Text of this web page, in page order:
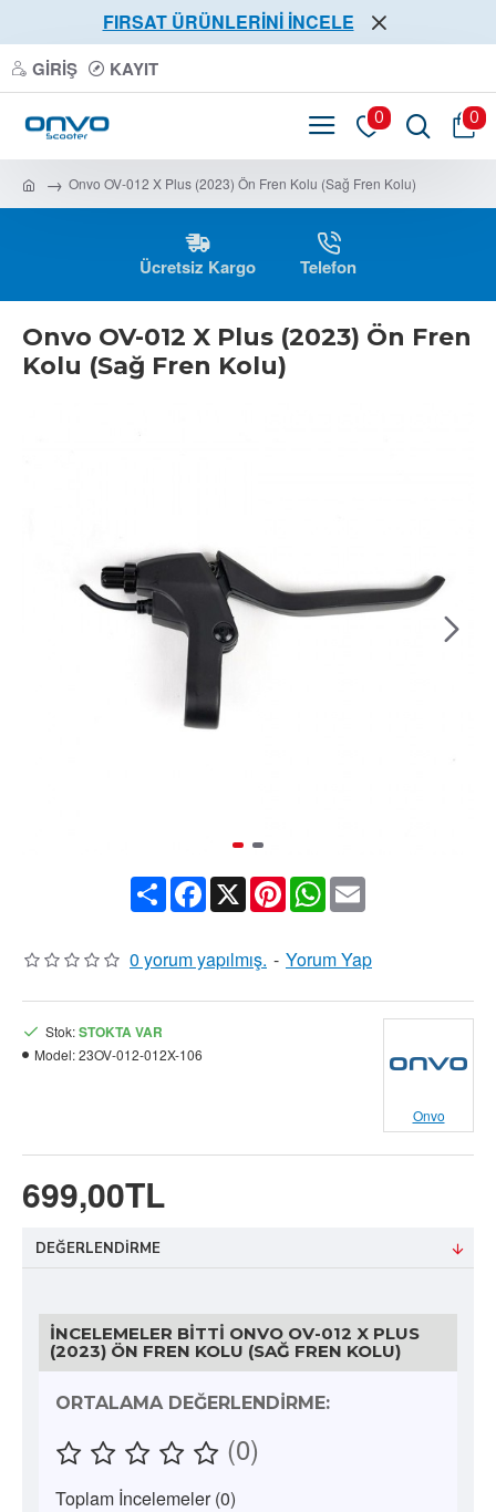
FIRSAT ÜRÜNLERİNİ İNCELE
GIRIŞ KAYIT
0 0
Onvo OV-012 X Plus (2023) Ön Fren Kolu (Sağ Fren Kolu)
Ücretsiz Kargo Telefon
Onvo OV-012 X Plus (2023) Ön Fren
Kolu (Sağ Fren Kolu)
ShareFacebook
X PinterestWhatsApp
Email
0 yorum yapılmış. - Yorum Yap
699,00TL
Stok:STOKTA VAR
Model:23OV-012-012X-106
Onvo
DEĞERLENDIRME
İNCELEMELER BITTI ONVO OV-012 X PLUS
(2023) ÖN FREN KOLU (SAĞ FREN KOLU)
ORTALAMA DEĞERLENDIRME:
(0)
Toplam İncelemeler (0)